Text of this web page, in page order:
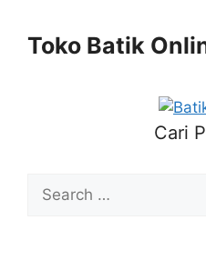
contentToko Batik
Cari
for: